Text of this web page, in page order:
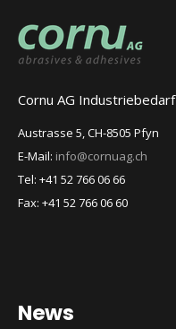
Cornu AG Industriebedarf
Austrasse 5, CH-8505 Pfyn
E-Mail: info@cornuag.ch
Tel: +41 52 766 06 66
Fax: +41 52 766 06 60
News